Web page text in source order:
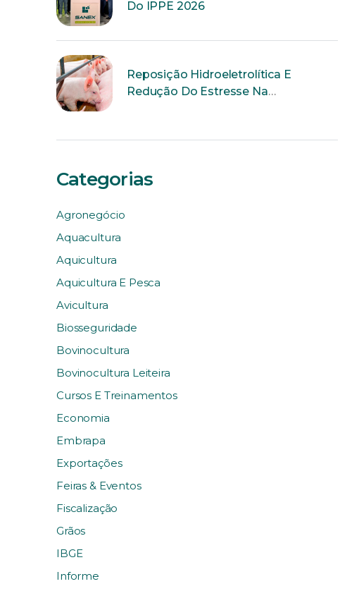
Do IPPE 2026
Reposição Hidroeletrolítica E
Redução Do Estresse Na
Categorias
Agronegócio
Aquacultura
Aquicultura
Aquicultura E Pesca
Avicultura
Biosseguridade
Bovinocultura
Bovinocultura Leiteira
Cursos E Treinamentos
Economia
Embrapa
Exportações
Feiras & Eventos
Fiscalização
Grãos
IBGE
Informe